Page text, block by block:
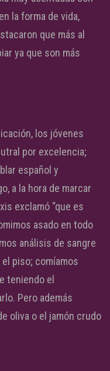
la forma de vida,
que más al
ya que son más
los jóvenes
por excelencia;
español y
a la hora de marcar
exclamó “que es
asado en todo
análisis de sangre
piso; comíamos
teniendo el
Pero además
oliva o el jamón crudo